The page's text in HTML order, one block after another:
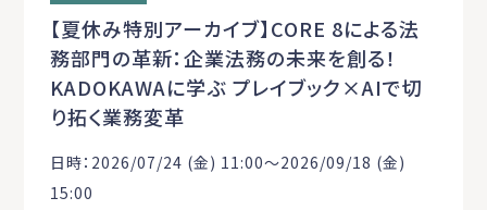
【夏休み特別アーカイブ】CORE 8による法
務部門の革新：企業法務の未来を創る！
KADOKAWAに学ぶ プレイブック×AIで切
り拓く業務変革
日時：2026/07/24 (金) 11:00〜2026/09/18 (金)
15:00